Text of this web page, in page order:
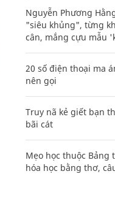
Nguyễn Phương
"siêu khủng", từng
cân, mắng cựu mẫu
20 số điện thoại ma
nên gọi
Truy nã kẻ giết bạn
bãi cát
Mẹo học thuộc Bảng
hóa học bằng thơ,